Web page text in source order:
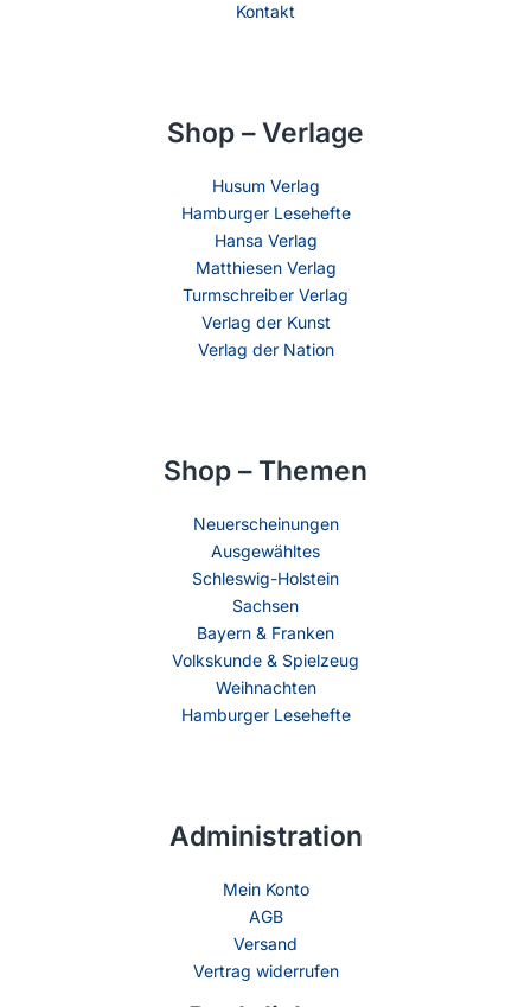
Kontakt
Shop – Verlage
Husum Verlag
Hamburger Lesehefte
Hansa Verlag
Matthiesen Verlag
Turmschreiber Verlag
Verlag der Kunst
Verlag der Nation
Shop – Themen
Neuerscheinungen
Ausgewähltes
Schleswig-Holstein
Sachsen
Bayern & Franken
Volkskunde & Spielzeug
Weihnachten
Hamburger Lesehefte
Administration
Mein Konto
AGB
Versand
Vertrag widerrufen